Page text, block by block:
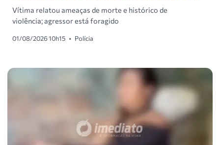
Vítima relatou ameaças de morte e histórico de
violência; agressor está foragido
01/08/2026 10h15 • Polícia